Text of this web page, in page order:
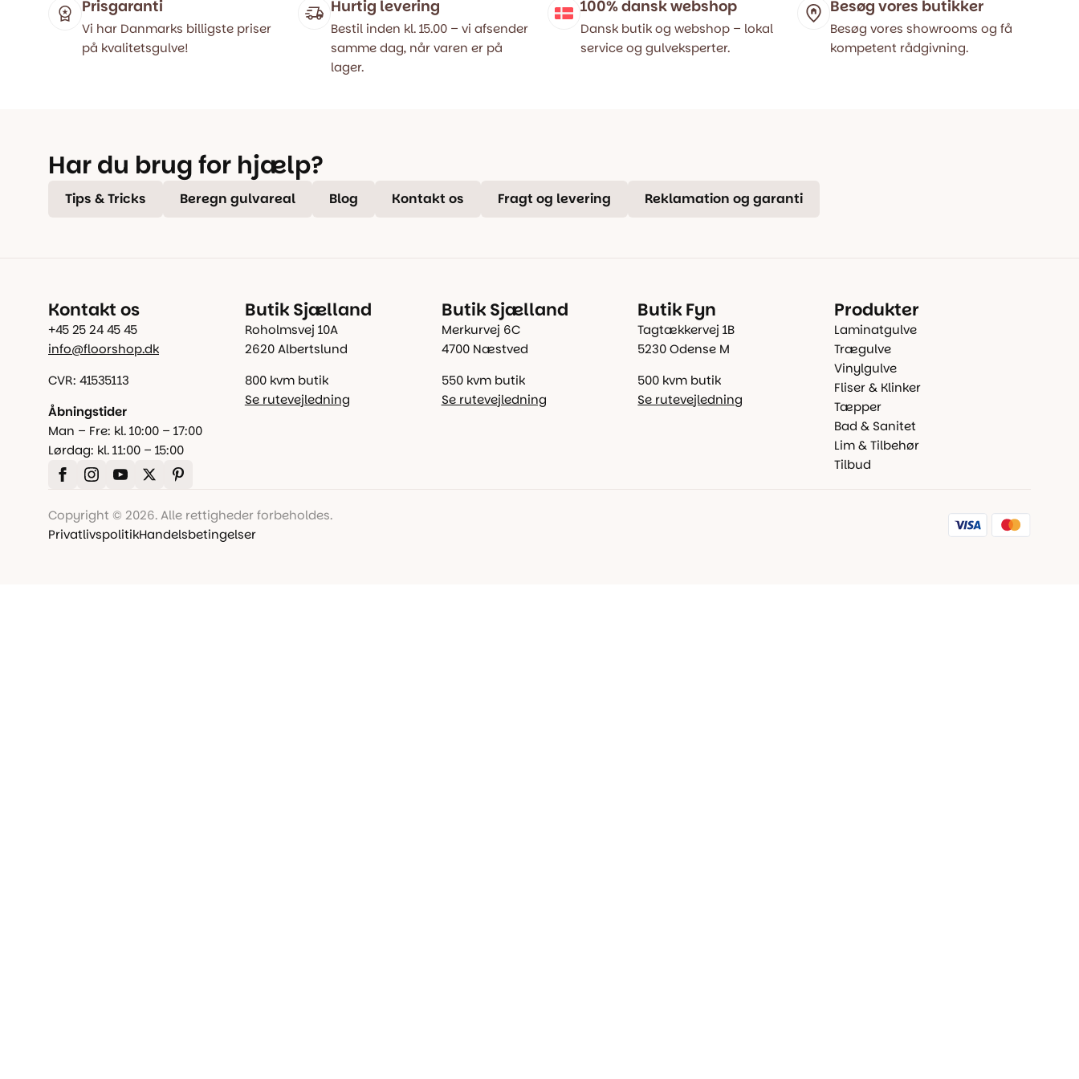
Prisgaranti
Vi har Danmarks billigste priser
på kvalitetsgulve!
Hurtig levering
Bestil inden kl. 15.00 – vi afsender
samme dag, når varen er på
lager.
100% dansk webshop
Dansk butik og webshop – lokal
service og gulveksperter.
Besøg vores butikker
Besøg vores showrooms og få
kompetent rådgivning.
Har du brug for hjælp?
Tips & Tricks Beregn gulvareal Blog Kontakt os Fragt og levering Reklamation og garanti
Kontakt os
+45 25 24 45 45
info@floorshop.dk
CVR: 41535113
Åbningstider
Man – Fre: kl. 10:00 – 17:00
Lørdag: kl. 11:00 – 15:00
Butik Sjælland
Roholmsvej 10A
2620 Albertslund
800 kvm butik
Se rutevejledning
Butik Sjælland
Merkurvej 6C
4700 Næstved
550 kvm butik
Se rutevejledning
Butik Fyn
Tagtækkervej 1B
5230 Odense M
500 kvm butik
Se rutevejledning
Produkter
Laminatgulve
Trægulve
Vinylgulve
Fliser & Klinker
Tæpper
Bad & Sanitet
Lim & Tilbehør
Tilbud
Copyright © 2026. Alle rettigheder forbeholdes.
PrivatlivspolitikHandelsbetingelser